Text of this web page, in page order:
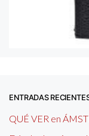
ENTRADAS
QUÉ VER en